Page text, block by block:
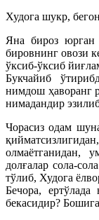
Худога шукр,
Яна бироз юрган
бировнинг овози
ўксиб-ўксиб
Букчайиб
нимдош ҳаворанг
нимадандир
Чорасиз одам
олмаётганидан,
долғалар сола-
тўлиб, Худога
Бечора,
бекасидир?